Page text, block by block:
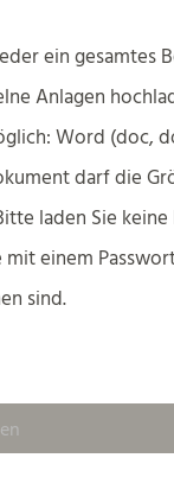
ein gesamtes
Anlagen
Word (doc,
darf die
laden Sie keine
mit einem
sind.